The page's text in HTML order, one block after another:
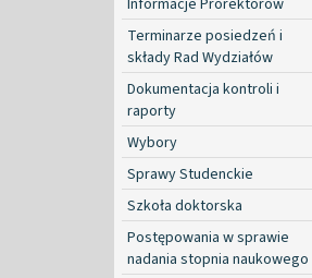
Terminarze posiedzeń i
składy Rad Wydziałów
Dokumentacja kontroli i
raporty
Wybory
Sprawy Studenckie
Szkoła doktorska
Postępowania w sprawie
nadania stopnia naukowego